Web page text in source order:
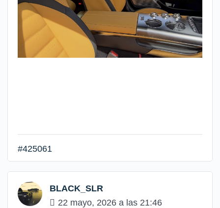
#425061
BLACK_SLR
22 mayo, 2026 a las 21:46